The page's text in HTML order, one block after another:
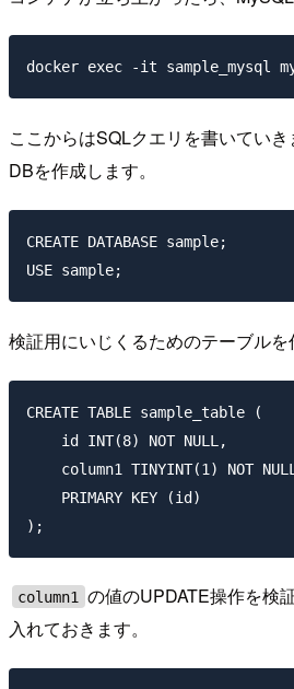
ここからはSQLクエリを書いてい
DBを作成します。
CREATE DATABASE sample;
検証用にいじくるためのテーブルを
CREATE TABLE sample_table (
    id INT(8) NOT NULL,
column1 TINYINT(1) NOT
    PRIMARY KEY (id)
column1
の値のUPDATE操作を検
入れておきます。